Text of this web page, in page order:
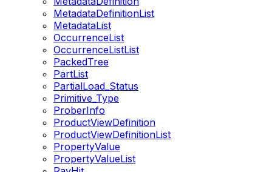
MetadataDefinitionList
MetadataList
OccurrenceList
OccurrenceListList
PackedTree
PartList
PartialLoad_Status
Primitive_Type
ProberInfo
ProductViewDefinition
ProductViewDefinitionList
PropertyValue
PropertyValueList